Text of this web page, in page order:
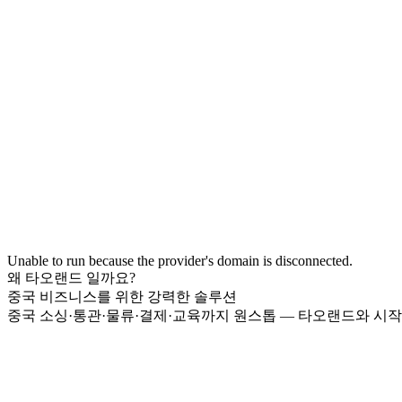
Unable to run because the provider's domain is disconnected.
왜 타오랜드 일까요?
중국 비즈니스를 위한 강력한 솔루션
중국 소싱·통관·물류·결제·교육까지 원스톱 — 타오랜드와 시